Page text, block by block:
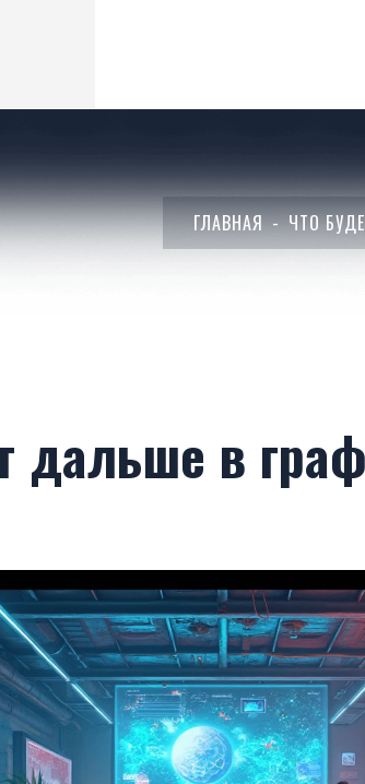
ГЛАВНАЯ ЧТО
дальше в